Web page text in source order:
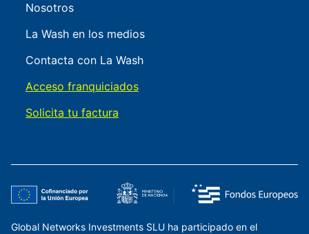
Nosotros
La Wash en los medios
Contacta con La Wash
Acceso franquiciados
Solicita tu factura
Global Networks Investments SLU ha participado en el